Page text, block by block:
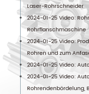
Laser-Rohrschneider
2024-01-25 Video:
Rohrflanschmaschine
2024-01-25 Video:
Rohren und zum
2024-01-25 Video:
2024-01-25 Video:
Rohrendenbördelung,